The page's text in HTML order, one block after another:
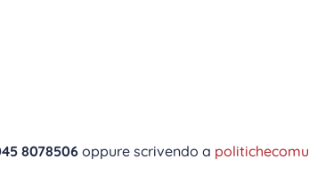
8078506oppure scrivendo a